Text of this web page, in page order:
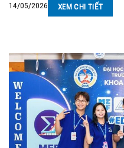
14/05/2026 XEM CHI TIẾT